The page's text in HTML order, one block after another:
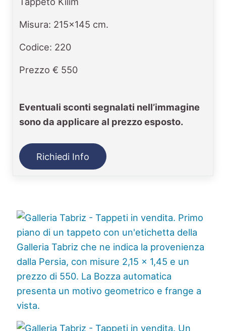
Misura: 215x145 cm.
Codice: 220
Prezzo € 550
Eventuali sconti segnalati nell’immagine
sono da applicare al prezzo esposto.
Richiedi Info